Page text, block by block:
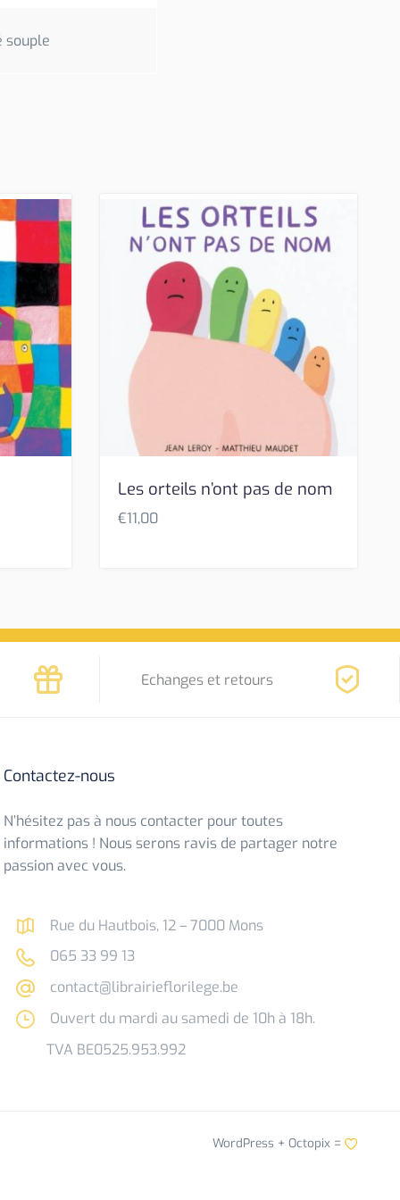
souple
Les orteils n’ont pas de nom
€11,00
Echanges et retours
Contactez-nous
N’hésitez pas à nous contacter pour toutes
informations ! Nous serons ravis de partager notre
passion avec vous.
Rue du Hautbois, 12 – 7000 Mons
065 33 99 13
contact@librairieflorilege.be
Ouvert du mardi au samedi de 10h à 18h.
TVA BE0525.953.992
WordPress + Octopix=